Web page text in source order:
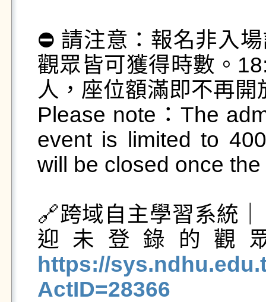
⛔ 請注意：報名非入
觀眾皆可獲得時數。
人，座位額滿即不再開
Please note：The
event is limited to
will be closed once
🔗跨域自主學習系統
迎未登錄的觀
https://
ActID=28366